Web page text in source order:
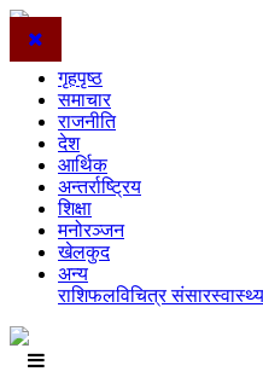
गृहपृष्ठ
समाचार
राजनीति
देश
आर्थिक
अन्तर्राष्ट्रिय
शिक्षा
मनोरञ्जन
खेलकुद
अन्य
राशिफलविचित्र संसारस्वास्थ्य